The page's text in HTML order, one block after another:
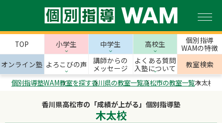
TOP 小学生 中学生 高校生
個別指導
WAMの特徴
オンライン塾 よろこびの声
講師からの
メッセージ
よくある質問
入塾について
教室検索
個別指導塾WAM教室を探す香川県の教室一覧高松市の教室一覧木太校
香川県高松市の「成績が上がる」個別指導塾
木太校